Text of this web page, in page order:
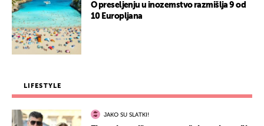
O preseljenju u inozemstvo razmišlja 9 od
10 Europljana
LIFESTYLE
JAKO SU SLATKI!